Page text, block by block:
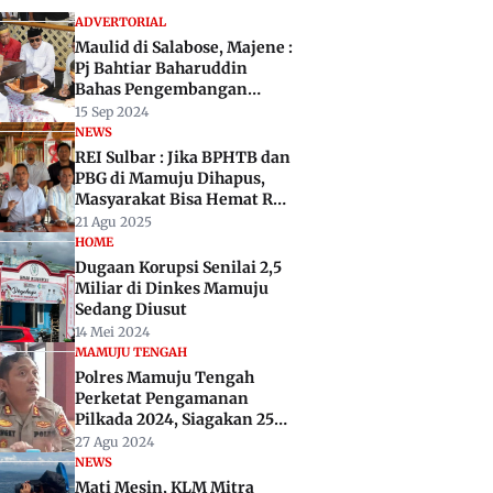
ADVERTORIAL
Maulid di Salabose, Majene :
Pj Bahtiar Baharuddin
Bahas Pengembangan
Wisata Religi
15 Sep 2024
NEWS
REI Sulbar : Jika BPHTB dan
PBG di Mamuju Dihapus,
Masyarakat Bisa Hemat Rp 5
Juta Beli Rumah Subsidi
21 Agu 2025
HOME
Dugaan Korupsi Senilai 2,5
Miliar di Dinkes Mamuju
Sedang Diusut
14 Mei 2024
MAMUJU TENGAH
Polres Mamuju Tengah
Perketat Pengamanan
Pilkada 2024, Siagakan 250
Personel
27 Agu 2024
NEWS
Mati Mesin, KLM Mitra